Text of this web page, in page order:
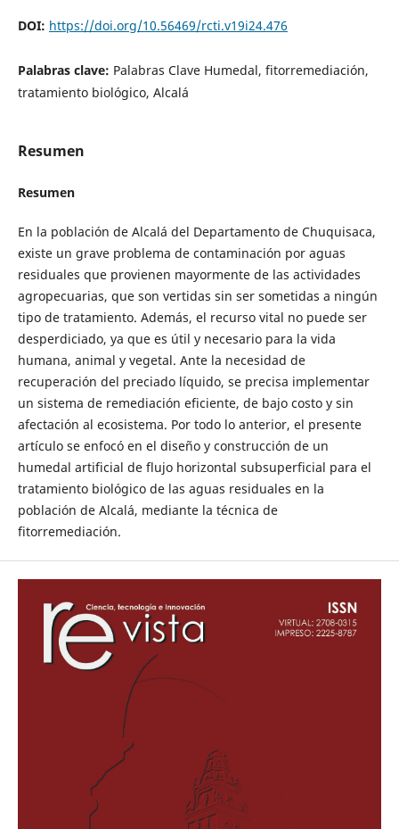
DOI: https://doi.org/10.56469/rcti.v19i24.476
Palabras clave: Palabras Clave Humedal, fitorremediación,
tratamiento biológico, Alcalá
Resumen
Resumen
En la población de Alcalá del Departamento de Chuquisaca,
existe un grave problema de contaminación por aguas
residuales que provienen mayormente de las actividades
agropecuarias, que son vertidas sin ser sometidas a ningún
tipo de tratamiento. Además, el recurso vital no puede ser
desperdiciado, ya que es útil y necesario para la vida
humana, animal y vegetal. Ante la necesidad de
recuperación del preciado líquido, se precisa implementar
un sistema de remediación eficiente, de bajo costo y sin
afectación al ecosistema. Por todo lo anterior, el presente
artículo se enfocó en el diseño y construcción de un
humedal artificial de flujo horizontal subsuperficial para el
tratamiento biológico de las aguas residuales en la
población de Alcalá, mediante la técnica de
fitorremediación.